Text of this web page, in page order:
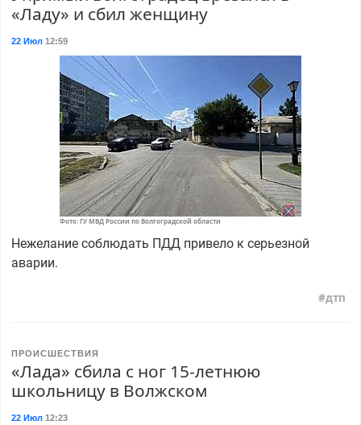
«Ладу» и сбил женщину
22 Июл12:59
Фото: ГУ МВД России по Волгоградской области
Нежелание соблюдать ПДД привело к серьезной
аварии.
дтп
ПРОИСШЕСТВИЯ
«Лада» сбила с ног 15-летнюю
школьницу в Волжском
22 Июл12:23